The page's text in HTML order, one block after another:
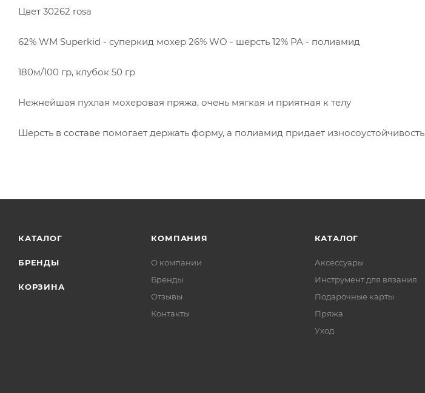
Цвет 30262 rosa
62% WM Superkid - суперкид мохер 26% WO - шерсть 12% PA - полиамид
180м/100 гр, клубок 50 гр
Нежнейшая пухлая мохеровая пряжа, очень мягкая и приятная к телу
Шерсть в составе помогает держать форму, а полиамид придает износоустойчивость
КАТАЛОГ
БРЕНДЫ
КОРЗИНА
КОМПАНИЯ
О компании
Бренды
Отзывы
Контакты
КАТАЛОГ
Аксессуары
Инструмент для вязания
Подарочные карты
Пряжа
Уход